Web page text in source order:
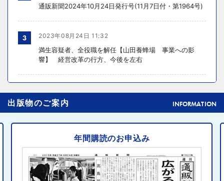
通販新聞2024年10月24日発行号(11月7日付・第1964号)
3 2023年08月24日 11:32
満生容疑者、全役職を解任【山田養蜂場 事業への影
響】 経営改革の行方、今後を左右
4
元ディノスの石川森生氏、ECのプロフェッショナルらの
共助型ネットワーク組織立ち上げ
5 2024年10月31日 14:10
消費者庁、美容液通販に特定商取引法違反で9カ月の業務
停止命令
出版物のご案内 INFORMATION
年間購読のお申込み